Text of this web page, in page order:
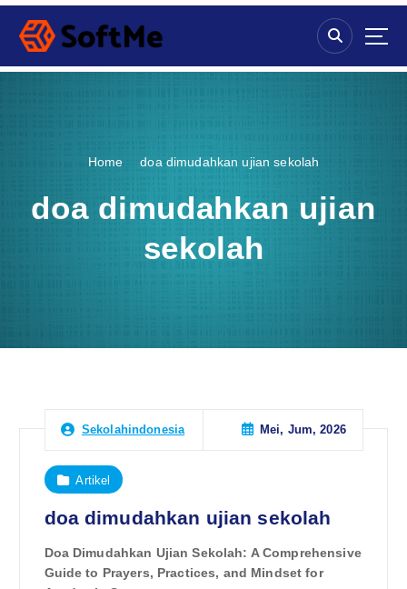
S
p
Home doa dimudahkan ujian sekolah
doa dimudahkan ujian
sekolah
Sekolahindonesia Mei, Jum, 2026
Artikel
doa dimudahkan ujian sekolah
Doa Dimudahkan Ujian Sekolah: A Comprehensive
Guide to Prayers, Practices, and Mindset for